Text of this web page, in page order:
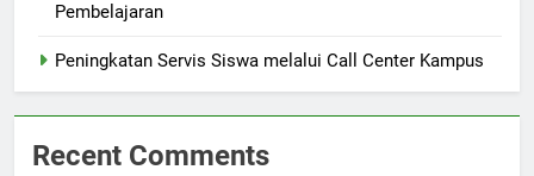
Pembelajaran
Peningkatan Servis Siswa melalui Call Center Kampus
Recent Comments